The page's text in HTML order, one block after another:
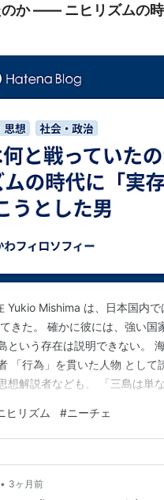
か ―― ニヒリズムの
Yukio Mishima は、日本国内
きた。 確かに彼には、強い国
いう存在は説明できない。 海
「行為」を貫いた人物 として
想解説者なども、 「三島は単
、何に命を懸けて生きるのか
ヒリズム #ニーチェ
• 3ヶ月前